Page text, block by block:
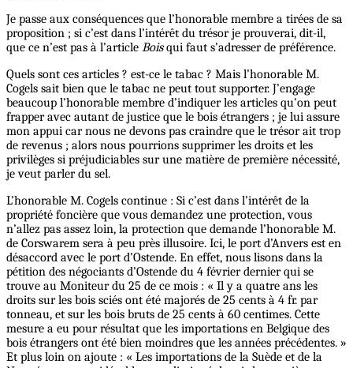
Je passe aux conséquences que l’honorable membre a tirées de sa
proposition ; si c’est dans l’intérêt du trésor je prouverai, dit-il,
que ce n’est pas à l’article Boisqui faut s’adresser de préférence.
Quels sont ces articles ? est-ce le tabac ? Mais l’honorable M.
Cogels sait bien que le tabac ne peut tout supporter. J’engage
beaucoup l’honorable membre d’indiquer les articles qu’on peut
frapper avec autant de justice que le bois étrangers ; je lui assure
mon appui car nous ne devons pas craindre que le trésor ait trop
de revenus ; alors nous pourrions supprimer les droits et les
privilèges si préjudiciables sur une matière de première nécessité,
je veut parler du sel.
L’honorable M. Cogels continue : Si c’est dans l’intérêt de la
propriété foncière que vous demandez une protection, vous
n’allez pas assez loin, la protection que demande l’honorable M.
de Corswarem sera à peu près illusoire. Ici, le port d’Anvers est en
désaccord avec le port d’Ostende. En effet, nous lisons dans la
pétition des négociants d’Ostende du 4 février dernier qui se
trouve au Moniteur du 25 de ce mois : « Il y a quatre ans les
droits sur les bois sciés ont été majorés de 25 cents à 4 fr. par
tonneau, et sur les bois bruts de 25 cents à 60 centimes. Cette
mesure a eu pour résultat que les importations en Belgique des
bois étrangers ont été bien moindres que les années précédentes. »
Et plus loin on ajoute : « Les importations de la Suède et de la